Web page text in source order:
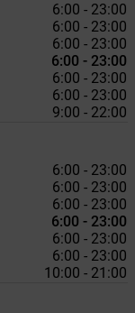
6:00 - 23:00
6:00 - 23:00
6:00 - 23:00
6:00 - 23:00
6:00 - 23:00
6:00 - 23:00
9:00 - 22:00
6:00 - 23:00
6:00 - 23:00
6:00 - 23:00
6:00 - 23:00
6:00 - 23:00
6:00 - 23:00
10:00 - 21:00